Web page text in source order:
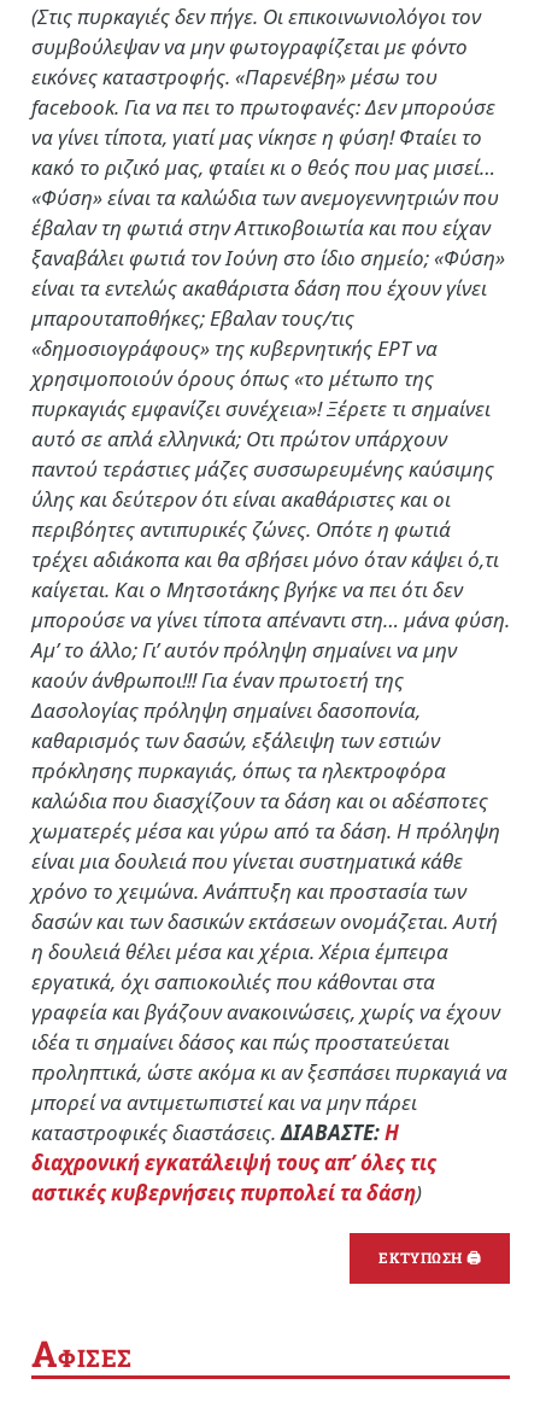
(Στις πυρκαγιές δεν πήγε. Οι επικοινωνιολόγοι τον
συμβούλεψαν να μην φωτογραφίζεται με φόντο
εικόνες καταστροφής. «Παρενέβη» μέσω του
facebook. Για να πει το πρωτοφανές: Δεν μπορούσε
να γίνει τίποτα, γιατί μας νίκησε η φύση! Φταίει το
κακό το ριζικό μας, φταίει κι ο θεός που μας μισεί…
«Φύση» είναι τα καλώδια των ανεμογεννητριών που
έβαλαν τη φωτιά στην Αττικοβοιωτία και που είχαν
ξαναβάλει φωτιά τον Ιούνη στο ίδιο σημείο; «Φύση»
είναι τα εντελώς ακαθάριστα δάση που έχουν γίνει
μπαρουταποθήκες; Εβαλαν τους/τις
«δημοσιογράφους» της κυβερνητικής ΕΡΤ να
χρησιμοποιούν όρους όπως «το μέτωπο της
πυρκαγιάς εμφανίζει συνέχεια»! Ξέρετε τι σημαίνει
αυτό σε απλά ελληνικά; Οτι πρώτον υπάρχουν
παντού τεράστιες μάζες συσσωρευμένης καύσιμης
ύλης και δεύτερον ότι είναι ακαθάριστες και οι
περιβόητες αντιπυρικές ζώνες. Οπότε η φωτιά
τρέχει αδιάκοπα και θα σβήσει μόνο όταν κάψει ό,τι
καίγεται. Και ο Μητσοτάκης βγήκε να πει ότι δεν
μπορούσε να γίνει τίποτα απέναντι στη… μάνα φύση.
Αμ’ το άλλο; Γι’ αυτόν πρόληψη σημαίνει να μην
καούν άνθρωποι!!! Για έναν πρωτοετή της
Δασολογίας πρόληψη σημαίνει δασοπονία,
καθαρισμός των δασών, εξάλειψη των εστιών
πρόκλησης πυρκαγιάς, όπως τα ηλεκτροφόρα
καλώδια που διασχίζουν τα δάση και οι αδέσποτες
χωματερές μέσα και γύρω από τα δάση. Η πρόληψη
είναι μια δουλειά που γίνεται συστηματικά κάθε
χρόνο το χειμώνα. Ανάπτυξη και προστασία των
δασών και των δασικών εκτάσεων ονομάζεται. Αυτή
η δουλειά θέλει μέσα και χέρια. Χέρια έμπειρα
εργατικά, όχι σαπιοκοιλιές που κάθονται στα
γραφεία και βγάζουν ανακοινώσεις, χωρίς να έχουν
ιδέα τι σημαίνει δάσος και πώς προστατεύεται
προληπτικά, ώστε ακόμα κι αν ξεσπάσει πυρκαγιά να
μπορεί να αντιμετωπιστεί και να μην πάρει
καταστροφικές διαστάσεις.ΔΙΑΒΑΣΤΕ:Η
διαχρονική εγκατάλειψή τους απ’ όλες τις
αστικές κυβερνήσεις πυρπολεί τα δάση)
ΕΚΤΥΠΩΣΗ 🖨
ΑΦΙΣΕΣ